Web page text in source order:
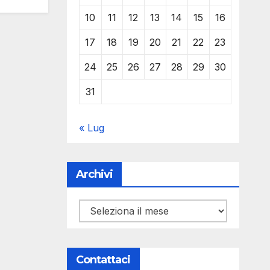
10 11 12 13 14 15 16
17 18 19 20 21 22 23
24 25 26 27 28 29 30
31
« Lug
Archivi
Archivi
Contattaci